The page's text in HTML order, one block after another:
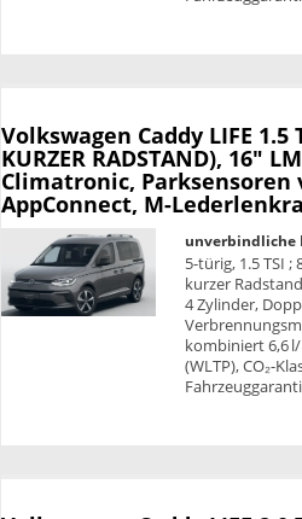
Volkswagen Caddy LIFE 1.5
KURZER RADSTAND), 16"
Climatronic, Parksensoren
AppConnect, M-
unverbindliche
5-türig, 1.5 TSI ;
kurzer Radstand
4 Zylinder,
kombiniert 6,6
(WLTP), CO₂-